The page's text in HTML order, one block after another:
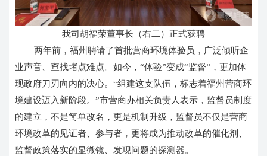
我司胡福荣董事长（右二）正式获聘
两年前，福州聘请了首批营商环境体验员，广泛倾听企
业声音、查找堵点难点。如今，“体验”变成“监督”，更加体
现政府刀刃向内的决心。“组建这支队伍，标志着福州营商环
境建设迈入新阶段。”市营商办相关负责人表示，监督员制度
的建立，不是简单改名，更是机制升级，监督员不仅是营商
环境改革的见证者、参与者，更将成为推动改革的催化剂、
监督政策落实的显微镜、发现问题的探测器。